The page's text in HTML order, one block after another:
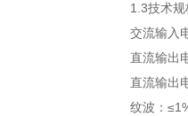
1.3技术规
交流输入电
直流输出电
直流输出电
纹波：